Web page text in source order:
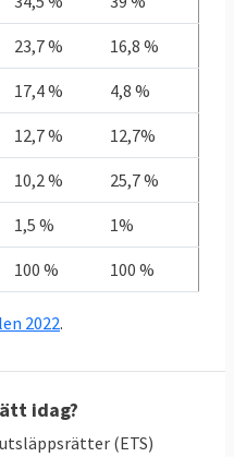
toe
i tabellen för att se
Grekland som
sitt klimatmål när
målen. Sverige
i den ligan. I botten
Bulgarien.
23,7 % 16,8 %
17,4 % 4,8 %
12,7 % 12,7%
10,2 % 25,7 %
1,5 % 1%
100 % 100 %
2022.
idag?
(ETS)